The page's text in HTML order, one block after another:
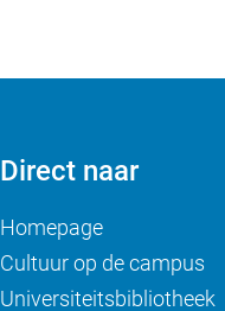
Direct naar
Homepage
Cultuur op de campus
Universiteitsbibliotheek